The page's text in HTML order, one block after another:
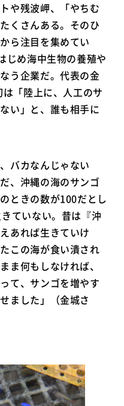
や残波岬、「やちむ
くさんある。そのひ
ら注目を集めてい
じめ海中生物の養殖や
う企業だ。代表の金
「陸上に、人工のサ
い」と、誰も相手に
バカなんじゃない
、沖縄の海のサンゴ
ときの数が100だとし
ていない。昔は『沖
あれば生きていけ
この海が食い潰され
ま何もしなければ、
て、サンゴを増やす
ました」（金城さ